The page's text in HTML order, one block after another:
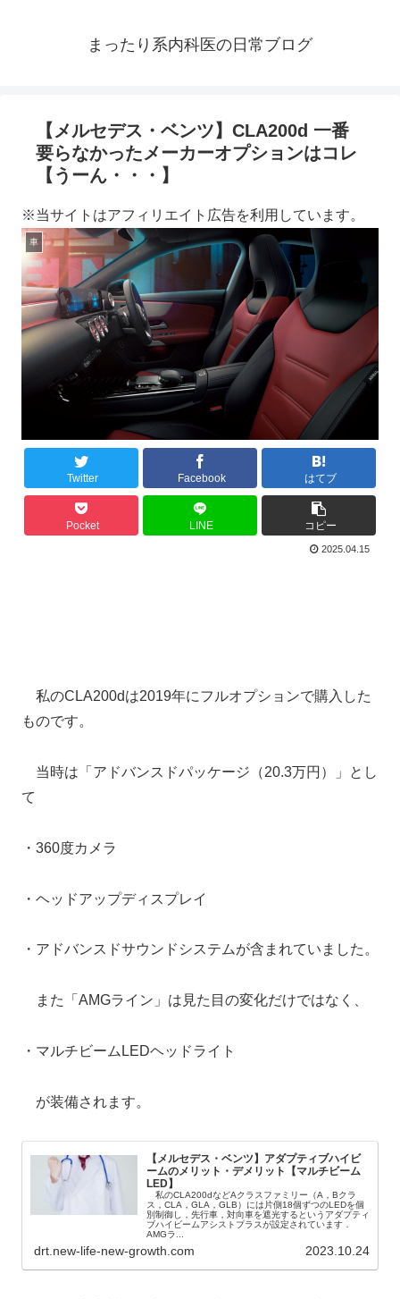
まったり系内科医の日常ブログ
【メルセデス・ベンツ】CLA200d 一番
要らなかったメーカーオプションはコレ
【うーん・・・】
※当サイトはアフィリエイト広告を利用しています。
車
Twitter Facebook はてブ
Pocket LINE コピー
2025.04.15
私のCLA200dは2019年にフルオプションで購入した
ものです。
当時は「アドバンスドパッケージ（20.3万円）」とし
て
・360度カメラ
・ヘッドアップディスプレイ
・アドバンスドサウンドシステムが含まれていました。
また「AMGライン」は見た目の変化だけではなく、
・マルチビームLEDヘッドライト
が装備されます。
【メルセデス・ベンツ】アダプティブハイビ
ームのメリット・デメリット【マルチビーム
LED】
私のCLA200dなどAクラスファミリー（A，Bクラ
ス，CLA，GLA，GLB）には片側18個ずつのLEDを個
別制御し，先行車，対向車を遮光するというアダプティ
ブハイビームアシストプラスが設定されています．
AMGラ...
drt.new-life-new-growth.com 2023.10.24